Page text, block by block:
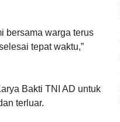
bersama warga terus
tepat waktu,”
Bakti TNI AD untuk
terluar.